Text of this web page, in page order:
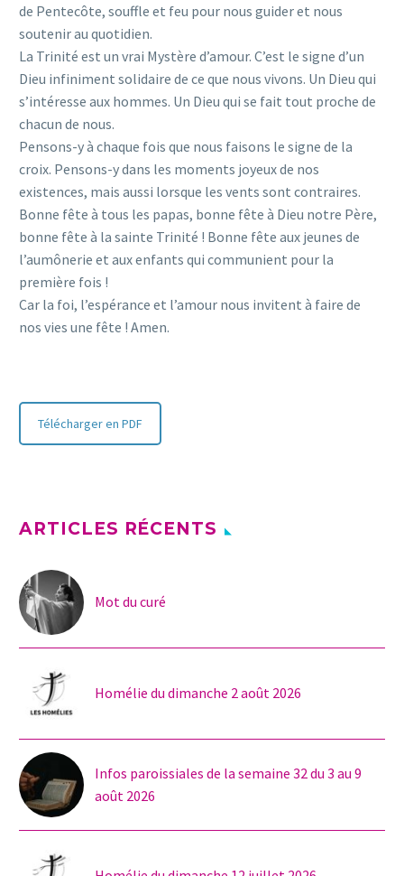
de Pentecôte, souffle et feu pour nous guider et nous
soutenir au quotidien.
La Trinité est un vrai Mystère d’amour. C’est le signe d’un
Dieu infiniment solidaire de ce que nous vivons. Un Dieu qui
s’intéresse aux hommes. Un Dieu qui se fait tout proche de
chacun de nous.
Pensons-y à chaque fois que nous faisons le signe de la
croix. Pensons-y dans les moments joyeux de nos
existences, mais aussi lorsque les vents sont contraires.
Bonne fête à tous les papas, bonne fête à Dieu notre Père,
bonne fête à la sainte Trinité ! Bonne fête aux jeunes de
l’aumônerie et aux enfants qui communient pour la
première fois !
Car la foi, l’espérance et l’amour nous invitent à faire de
nos vies une fête ! Amen.
Télécharger en PDF
ARTICLES RÉCENTS
Mot du curé
Homélie du dimanche 2 août 2026
Infos paroissiales de la semaine 32 du 3 au 9
août 2026